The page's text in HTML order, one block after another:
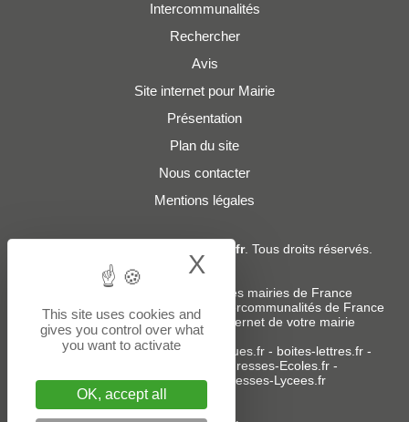
Intercommunalités
Rechercher
Avis
Site internet pour Mairie
Présentation
Plan du site
Nous contacter
Mentions légales
Adresses-Mairies.fr. Tous droits réservés.
Services :
Liste des adresses e-mails des mairies de France
Liste des adresses e-mails des intercommunalités de France
-Création ou refonte du site internet de votre mairie
Sites partenaires:donneespubliques.fr- boites-lettres.fr-
Adresses-Ecoles.fr -
Adresses-Colleges.fr- Adresses-Lycees.fr
This site uses cookies and
gives you control over what
you want to activate
OK, accept all
X